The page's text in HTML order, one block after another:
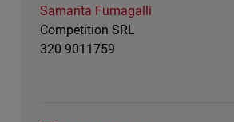
Samanta Fumagalli
Competition SRL
320 9011759